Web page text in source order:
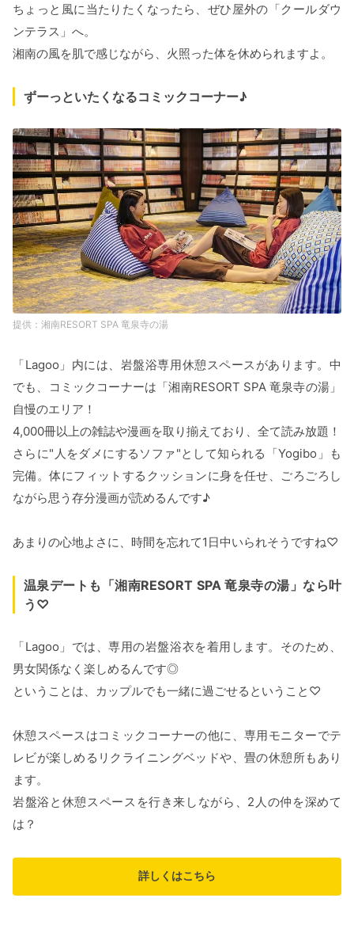
ちょっと風に当たりたくなったら、ぜひ屋外の「クールダウ
ンテラス」へ。
湘南の風を肌で感じながら、火照った体を休められますよ。
ずーっといたくなるコミックコーナー♪
湘南RESORT SPA 竜泉寺の湯
「Lagoo」内には、岩盤浴専用休憩スペースがあります。中
でも、コミックコーナーは「湘南RESORT SPA 竜泉寺の湯」
自慢のエリア！
4,000冊以上の雑誌や漫画を取り揃えており、全て読み放題！
さらに"人をダメにするソファ"として知られる「Yogibo」も
完備。体にフィットするクッションに身を任せ、ごろごろし
ながら思う存分漫画が読めるんです♪
あまりの心地よさに、時間を忘れて1日中いられそうですね♡
温泉デートも「湘南RESORT SPA 竜泉寺の湯」なら叶
う♡
「Lagoo」では、専用の岩盤浴衣を着用します。そのため、
男女関係なく楽しめるんです◎
ということは、カップルでも一緒に過ごせるということ♡
休憩スペースはコミックコーナーの他に、専用モニターでテ
レビが楽しめるリクライニングベッドや、畳の休憩所もあり
ます。
岩盤浴と休憩スペースを行き来しながら、2人の仲を深めて
は？
詳しくはこちら